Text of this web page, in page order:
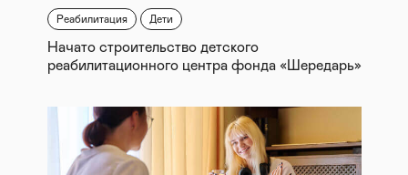
Реабилитация Дети
Начато строительство детского
реабилитационного центра фонда «Шередарь»